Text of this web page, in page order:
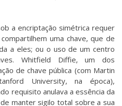
a encriptação simétrica requer
uma chave, que de
a eles; ou o uso de um centro
Whitfield Diffie, um dos
de chave pública (com Martin
University, na época),
requisito anulava a essência da
manter sigilo total sobre a sua